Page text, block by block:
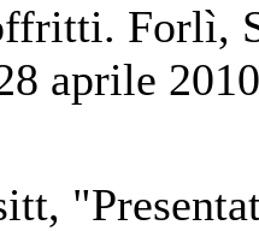
Forlì,
aprile